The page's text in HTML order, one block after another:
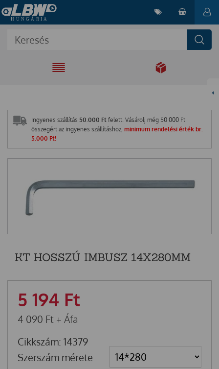
EGYÜTT A
Ingyenes szállítás 50.000 Ft felett. Vásárolj még 50 000 Ft
összegért az ingyenes szállításhoz, minimum rendelési érték br.
5.000 Ft!
KT HOSSZÚ IMBUSZ 14X280MM
5 194 Ft
4 090 Ft + Áfa
Cikkszám: 14379
Szerszám mérete